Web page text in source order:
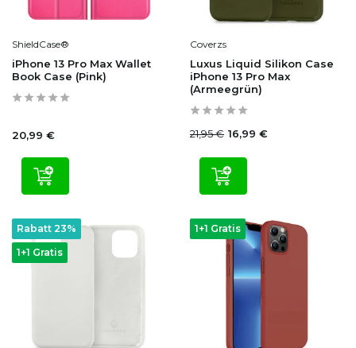
ShieldCase®
iPhone 13 Pro Max Wallet
Book Case (Pink)
20,99 €
Coverzs
Luxus Liquid Silikon Case
iPhone 13 Pro Max
(Armeegrün)
21,95 € 16,99 €
1+1 Gratis
Rabatt 23% 1+1 Gratis